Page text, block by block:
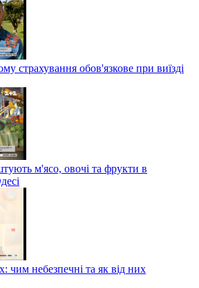
страхування обов'язкове при виїзді
м'ясо, овочі та фрукти в
чим небезпечні та як від них